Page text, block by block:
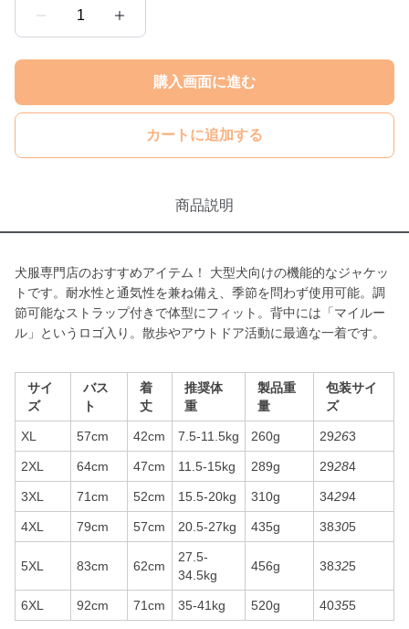
1
購入画面に進む
カートに追加する
商品説明
犬服専門店のおすすめアイテム！ 大型犬向けの機能的なジャケッ
トです。耐水性と通気性を兼ね備え、季節を問わず使用可能。調
節可能なストラップ付きで体型にフィット。背中には「マイルー
ル」というロゴ入り。散歩やアウトドア活動に最適な一着です。
サイ
ズ
バス
ト
着
丈
推奨体
重
製品重
量
包装サイ
ズ
XL 57cm 42cm 7.5-11.5kg 260g 29263
2XL 64cm 47cm 11.5-15kg 289g 29284
3XL 71cm 52cm 15.5-20kg 310g 34294
4XL 79cm 57cm 20.5-27kg 435g 38305
5XL 83cm 62cm
27.5-
34.5kg
456g 38325
6XL 92cm 71cm 35-41kg 520g 40355